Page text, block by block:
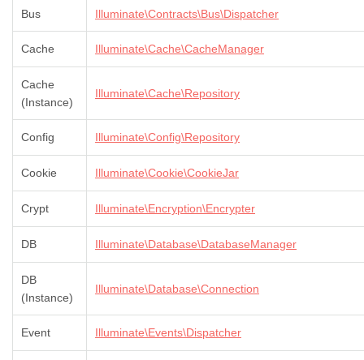
Bus Illuminate\Contracts\Bus\Dispatcher
Cache Illuminate\Cache\CacheManager
Cache
(Instance)
Illuminate\Cache\Repository
Config Illuminate\Config\Repository
Cookie Illuminate\Cookie\CookieJar
Crypt Illuminate\Encryption\Encrypter
DB Illuminate\Database\DatabaseManager
DB
(Instance)
Illuminate\Database\Connection
Event Illuminate\Events\Dispatcher